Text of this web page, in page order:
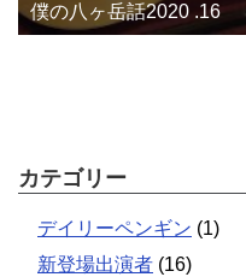
僕の八ヶ岳話2020 .16
カテゴリー
デイリーペンギン (1)
新登場出演者 (16)